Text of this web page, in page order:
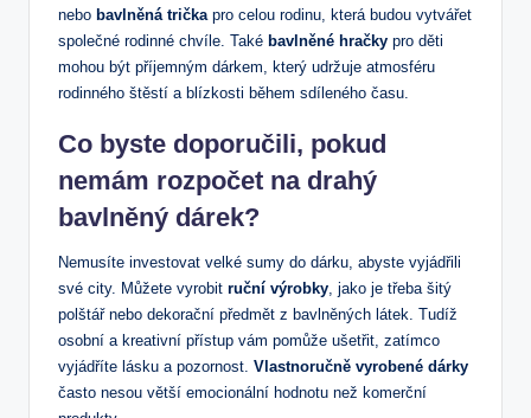
nebo bavlněná trička pro celou rodinu, která budou vytvářet
společné rodinné ⁣chvíle. Také bavlněné hračky pro děti
mohou být příjemným dárkem, který udržuje atmosféru
rodinného štěstí a blízkosti‍ během sdíleného času.
Co byste doporučili, pokud
nemám rozpočet na drahý
bavlněný dárek?
Nemusíte investovat velké sumy do dárku, abyste vyjádřili
své city. Můžete vyrobit ruční výrobky , jako je třeba šitý
polštář nebo dekorační předmět z bavlněných látek. Tudíž⁤
osobní a kreativní přístup vám pomůže⁤ ušetřit, zatímco
vyjádříte lásku a pozornost. Vlastnoručně vyrobené dárky
často nesou větší emocionální hodnotu než komerční